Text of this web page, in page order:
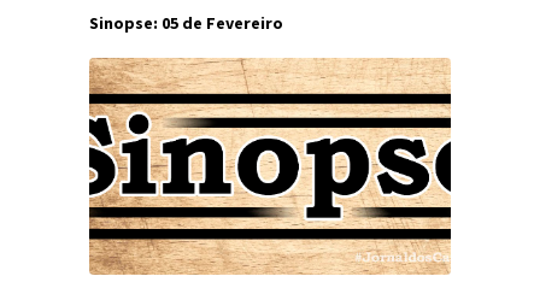
Sinopse: 05 de Fevereiro